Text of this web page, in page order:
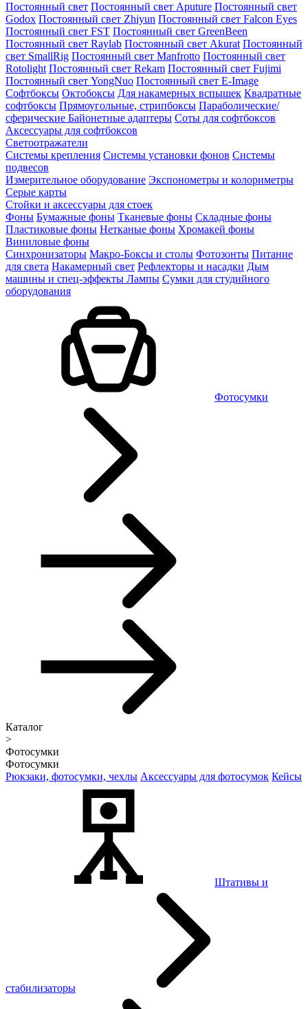
Постоянный свет Постоянный свет Aputure Постоянный свет
Godox Постоянный свет Zhiyun Постоянный свет Falcon Eyes
Постоянный свет FST Постоянный свет GreenBeen
Постоянный свет Raylab Постоянный свет Akurat Постоянный
свет SmallRig Постоянный свет Manfrotto Постоянный свет
Rotolight Постоянный свет Rekam Постоянный свет Fujimi
Постоянный свет YongNuo Постоянный свет E-Image
Софтбоксы Октобоксы Для накамерных вспышек Квадратные
софтбоксы Прямоугольные, стрипбоксы Параболические/
сферические Байонетныe адаптеры Соты для софтбоксов
Аксессуары для софтбоксов
Светоотражатели
Системы крепления Системы установки фонов Системы
подвесов
Измерительное оборудование Экспонометры и колориметры
Серые карты
Стойки и аксессуары для стоек
Фоны Бумажные фоны Тканевые фоны Складные фоны
Пластиковые фоны Нетканые фоны Хромакей фоны
Виниловые фоны
Синхронизаторы Макро-Боксы и столы Фотозонты Питание
для света Накамерный свет Рефлекторы и насадки Дым
машины и спец-эффекты Лампы Сумки для студийного
оборудования
Фотосумки
Каталог
>
Фотосумки
Фотосумки
Рюкзаки, фотосумки, чехлы Аксессуары для фотосумок Кейсы
Штативы и
стабилизаторы